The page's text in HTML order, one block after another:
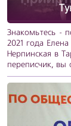
Знакомьтесь -
2021 года
Нерпинская в
переписчик, вы